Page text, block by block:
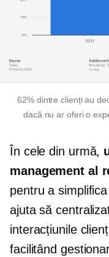
62% dintre clienți au
dacă nu ar oferi o
În cele din urmă,
management al
pentru a
ajuta să
interacțiunile
facilitând